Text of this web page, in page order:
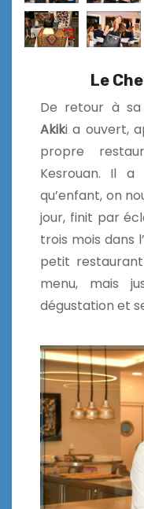
Le
De retour à
Akiki a ouvert,
propre
Kesrouan. Il
qu’enfant, on
jour, finit par
trois mois dans
petit
menu, mais
dégustation et